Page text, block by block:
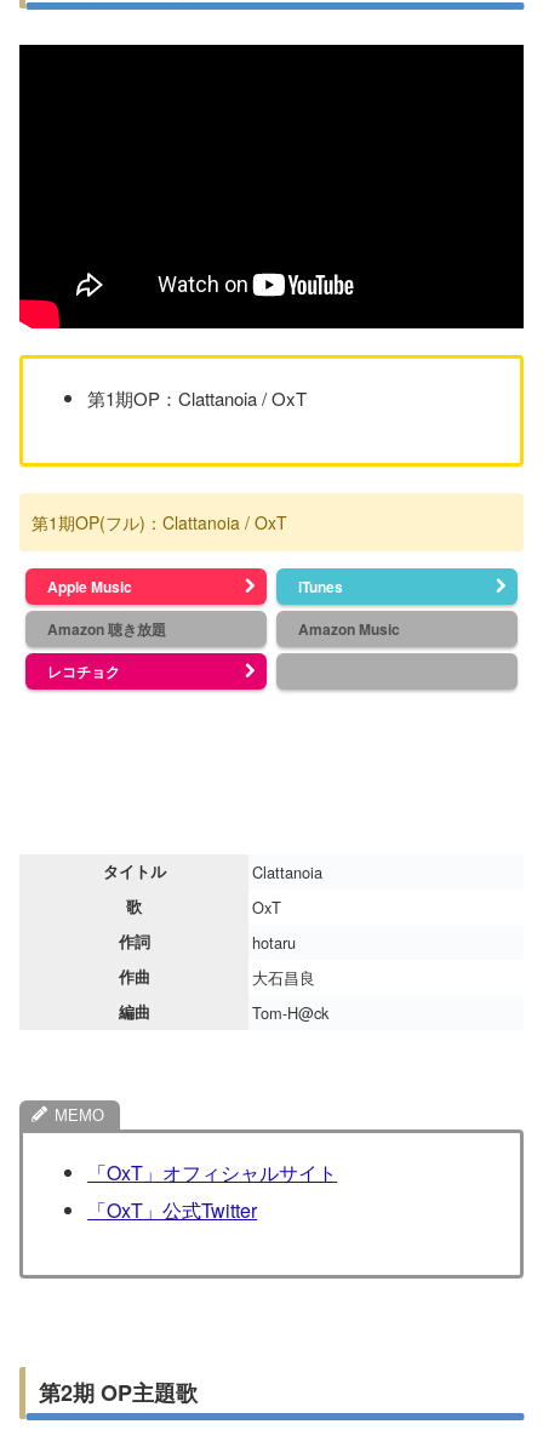
第1期OP：Clattanoia / OxT
第1期OP(フル)：Clattanoia / OxT
Apple Music
iTunes
Amazon 聴き放題
Amazon Music
レコチョク
タイトル Clattanoia
歌 OxT
作詞 hotaru
作曲 大石昌良
編曲 Tom-H@ck
「OxT」オフィシャルサイト
「OxT」公式Twitter
第2期 OP主題歌